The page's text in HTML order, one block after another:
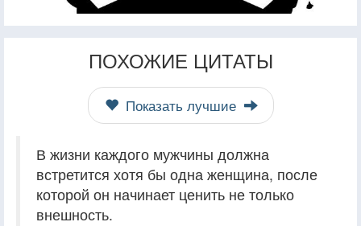
ПОХОЖИЕ ЦИТАТЫ
Показать лучшие
В жизни каждого мужчины должна
встретится хотя бы одна женщина, после
которой он начинает ценить не только
внешность.